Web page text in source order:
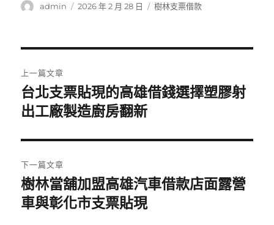
作
admin
發
2026 年 2 月 28 日
分
樹林支票借款
章
導
覽
上一篇文章
上
一
文
章:
台北支票貼現的高雄借錢選擇塑膠射
出工廠製造廚房翻新
下一篇文章
下
一
樹林當舖加盟高雄汽車借款店面露營
車與彰化市支票貼現